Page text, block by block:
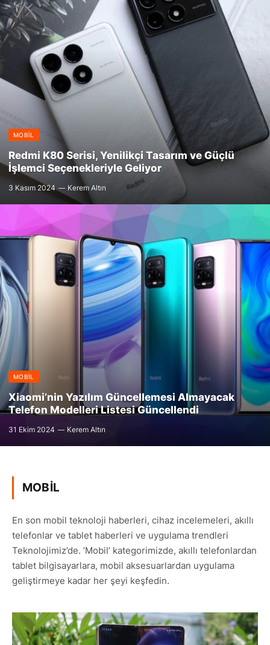
MOBIL
Redmi K80 Serisi, Yenilikçi Tasarım ve Güçlü
İşlemci Seçenekleriyle Geliyor
3 Kasım 2024 Kerem Altın
MOBIL
Xiaomi’nin Yazılım Güncellemesi Almayacak
Telefon Modelleri Listesi Güncellendi
31 Ekim 2024 Kerem Altın
MOBIL
En son mobil teknoloji haberleri, cihaz incelemeleri, akıllı
telefonlar ve tablet haberleri ve uygulama trendleri
Teknolojimiz’de. ‘Mobil’ kategorimizde, akıllı telefonlardan
tablet bilgisayarlara, mobil aksesuarlardan uygulama
geliştirmeye kadar her şeyi keşfedin.